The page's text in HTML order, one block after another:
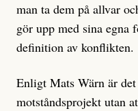
man ta dem på allvar
gör upp med sina egna
definition av konflikten.
Enligt Mats Wärn är
motståndsprojekt utan